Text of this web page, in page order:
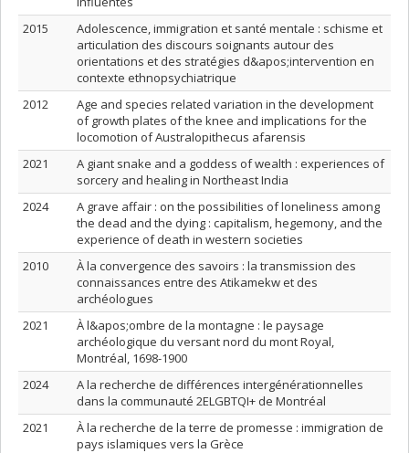
2015
Adolescence, immigration et santé mentale : schisme et
articulation des discours soignants autour des
orientations et des stratégies d&apos;intervention en
contexte ethnopsychiatrique
2012
Age and species related variation in the development
of growth plates of the knee and implications for the
locomotion of Australopithecus afarensis
2021
A giant snake and a goddess of wealth : experiences of
sorcery and healing in Northeast India
2024
A grave affair : on the possibilities of loneliness among
the dead and the dying : capitalism, hegemony, and the
experience of death in western societies
2010
À la convergence des savoirs : la transmission des
connaissances entre des Atikamekw et des
archéologues
2021
À l&apos;ombre de la montagne : le paysage
archéologique du versant nord du mont Royal,
Montréal, 1698-1900
2024
A la recherche de différences intergénérationnelles
dans la communauté 2ELGBTQI+ de Montréal
2021
À la recherche de la terre de promesse : immigration de
pays islamiques vers la Grèce